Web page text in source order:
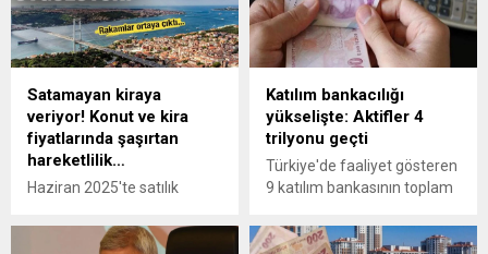
müşterileri 100 Megabit
fiyatına, 1000 Megabit
‘SüperFiber’ kullanacak.
Satamayan kiraya
veriyor! Konut ve kira
fiyatlarında şaşırtan
hareketlilik…
Haziran 2025'te satılık
düşerken, kiralık konutlara
Katılım bankacılığı
yükselişte: Aktifler 4
trilyonu geçti
Türkiye'de faaliyet gösteren
9 katılım bankasının toplam
yüzde 63 artarak 4 trilyon